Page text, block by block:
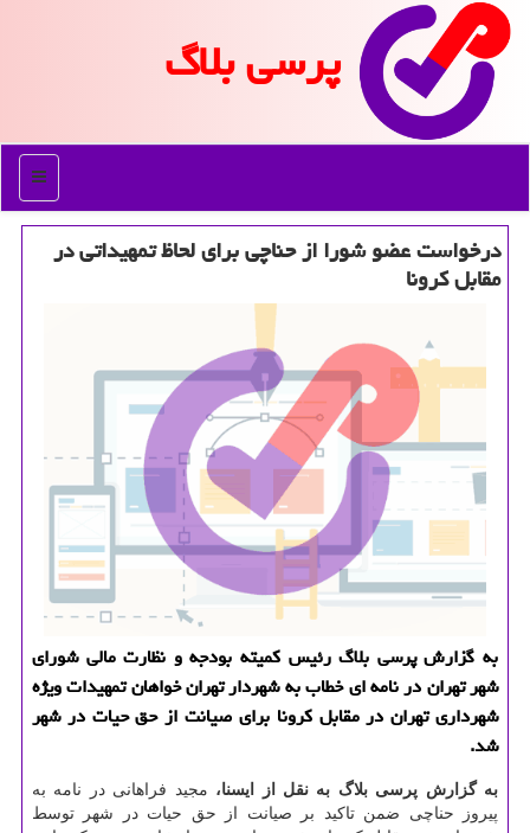
پرسی بلاگ
منو
درخواست عضو شورا از حناچی برای لحاظ تمهیداتی در
مقابل كرونا
به گزارش پرسی بلاگ رئیس كمیته بودجه و نظارت مالی شورای
شهر تهران در نامه ای خطاب به شهردار تهران خواهان تمهیدات ویژه
شهرداری تهران در مقابل كرونا برای صیانت از حق حیات در شهر
شد.
به گزارش پرسی بلاگ به نقل از ایسنا، مجید فراهانی در نامه به
پیروز حناچی ضمن تاكید بر صیانت از حق حیات در شهر توسط